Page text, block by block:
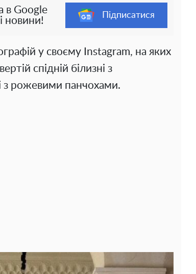
в Google
новини!
Підписатися
у своєму Instagram, на яких
спідній білизні з
з рожевими панчохами.